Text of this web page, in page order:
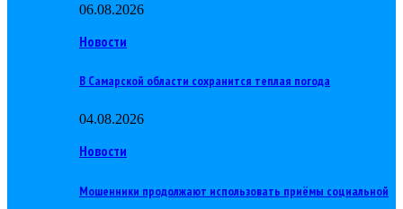
06.08.2026
Новости
В Самарской области сохранится теплая погода
04.08.2026
Новости
Мошенники продолжают использовать приёмы социальной